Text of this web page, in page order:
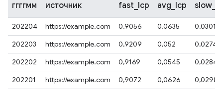
ггггмм источник fast_lcp avg_lcp
202204 https://example.com 0,9056 0,0635
0,0301
202203
https://example.com 0,9209 0,052
0,0274
202202
https://example.com 0,9169 0,0545
0,0284
202201
https://example.com 0,9072 0,0626 0,0298